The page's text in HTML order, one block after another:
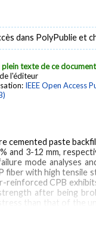
dans PolyPublie et
plein texte de ce document
l'éditeur
IEEE Open Access
cemented paste
and 3-12 mm,
mode analyses
fiber with high tensile
reinforced CPB
after being
stress than that of the
pull off, through
distribution in CPB